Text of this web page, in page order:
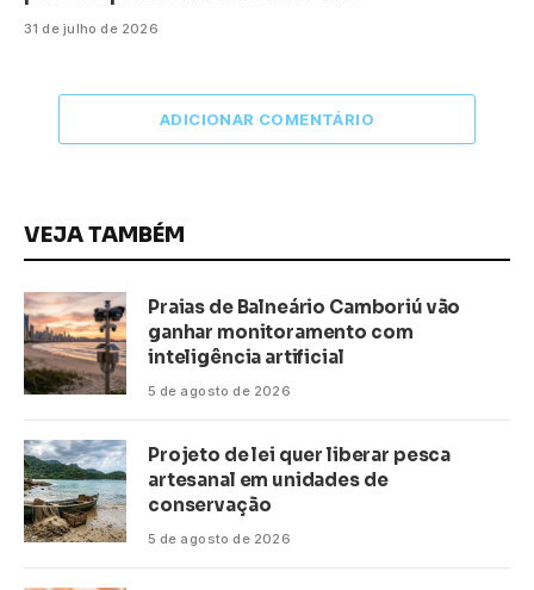
31 de julho de 2026
ADICIONAR COMENTÁRIO
VEJA TAMBÉM
Praias de Balneário Camboriú vão
ganhar monitoramento com
inteligência artificial
5 de agosto de 2026
Projeto de lei quer liberar pesca
artesanal em unidades de
conservação
5 de agosto de 2026